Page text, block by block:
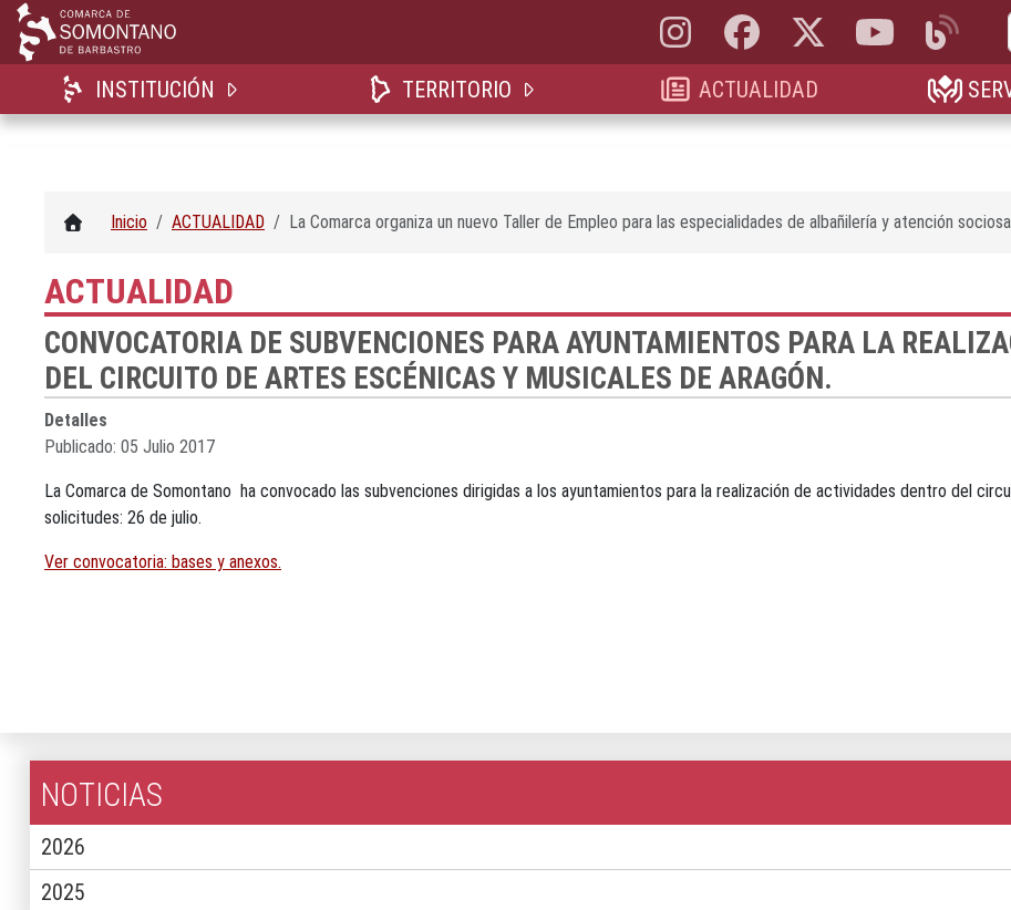
Instagram, abre en nueva pestaña
Facebook, abre en nueva pestaña
X, antes Twitter, abre en
YouTube, abre en
Blog, abre
INSTITUCIÓN TERRITORIO ACTUALIDAD
Inicio ACTUALIDAD La Comarca organiza un nuevo Taller de Empleo para las especialidades de albañilería y atención
ACTUALIDAD
CONVOCATORIA DE SUBVENCIONES PARA AYUNTAMIENTOS PARA LA
DEL CIRCUITO DE ARTES ESCÉNICAS Y MUSICALES DE ARAGÓN.
Detalles
Publicado: 05 Julio 2017
La Comarca de Somontano ha convocado las subvenciones dirigidas a los ayuntamientos para la realización de actividades dentro del
solicitudes: 26 de julio.
Ver convocatoria: bases y anexos.
NOTICIAS
2026
2025